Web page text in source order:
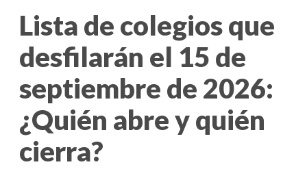
Lista de colegios que
desfilarán el 15 de
septiembre de 2026:
¿Quién abre y quién
cierra?